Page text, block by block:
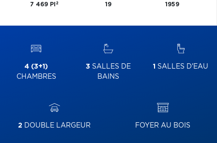
7 469 PI 2
19
1959
4 (3+1)
CHAMBRES
3 SALLES DE
BAINS
1 SALLES D'EAU
2 DOUBLE LARGEUR FOYER AU BOIS